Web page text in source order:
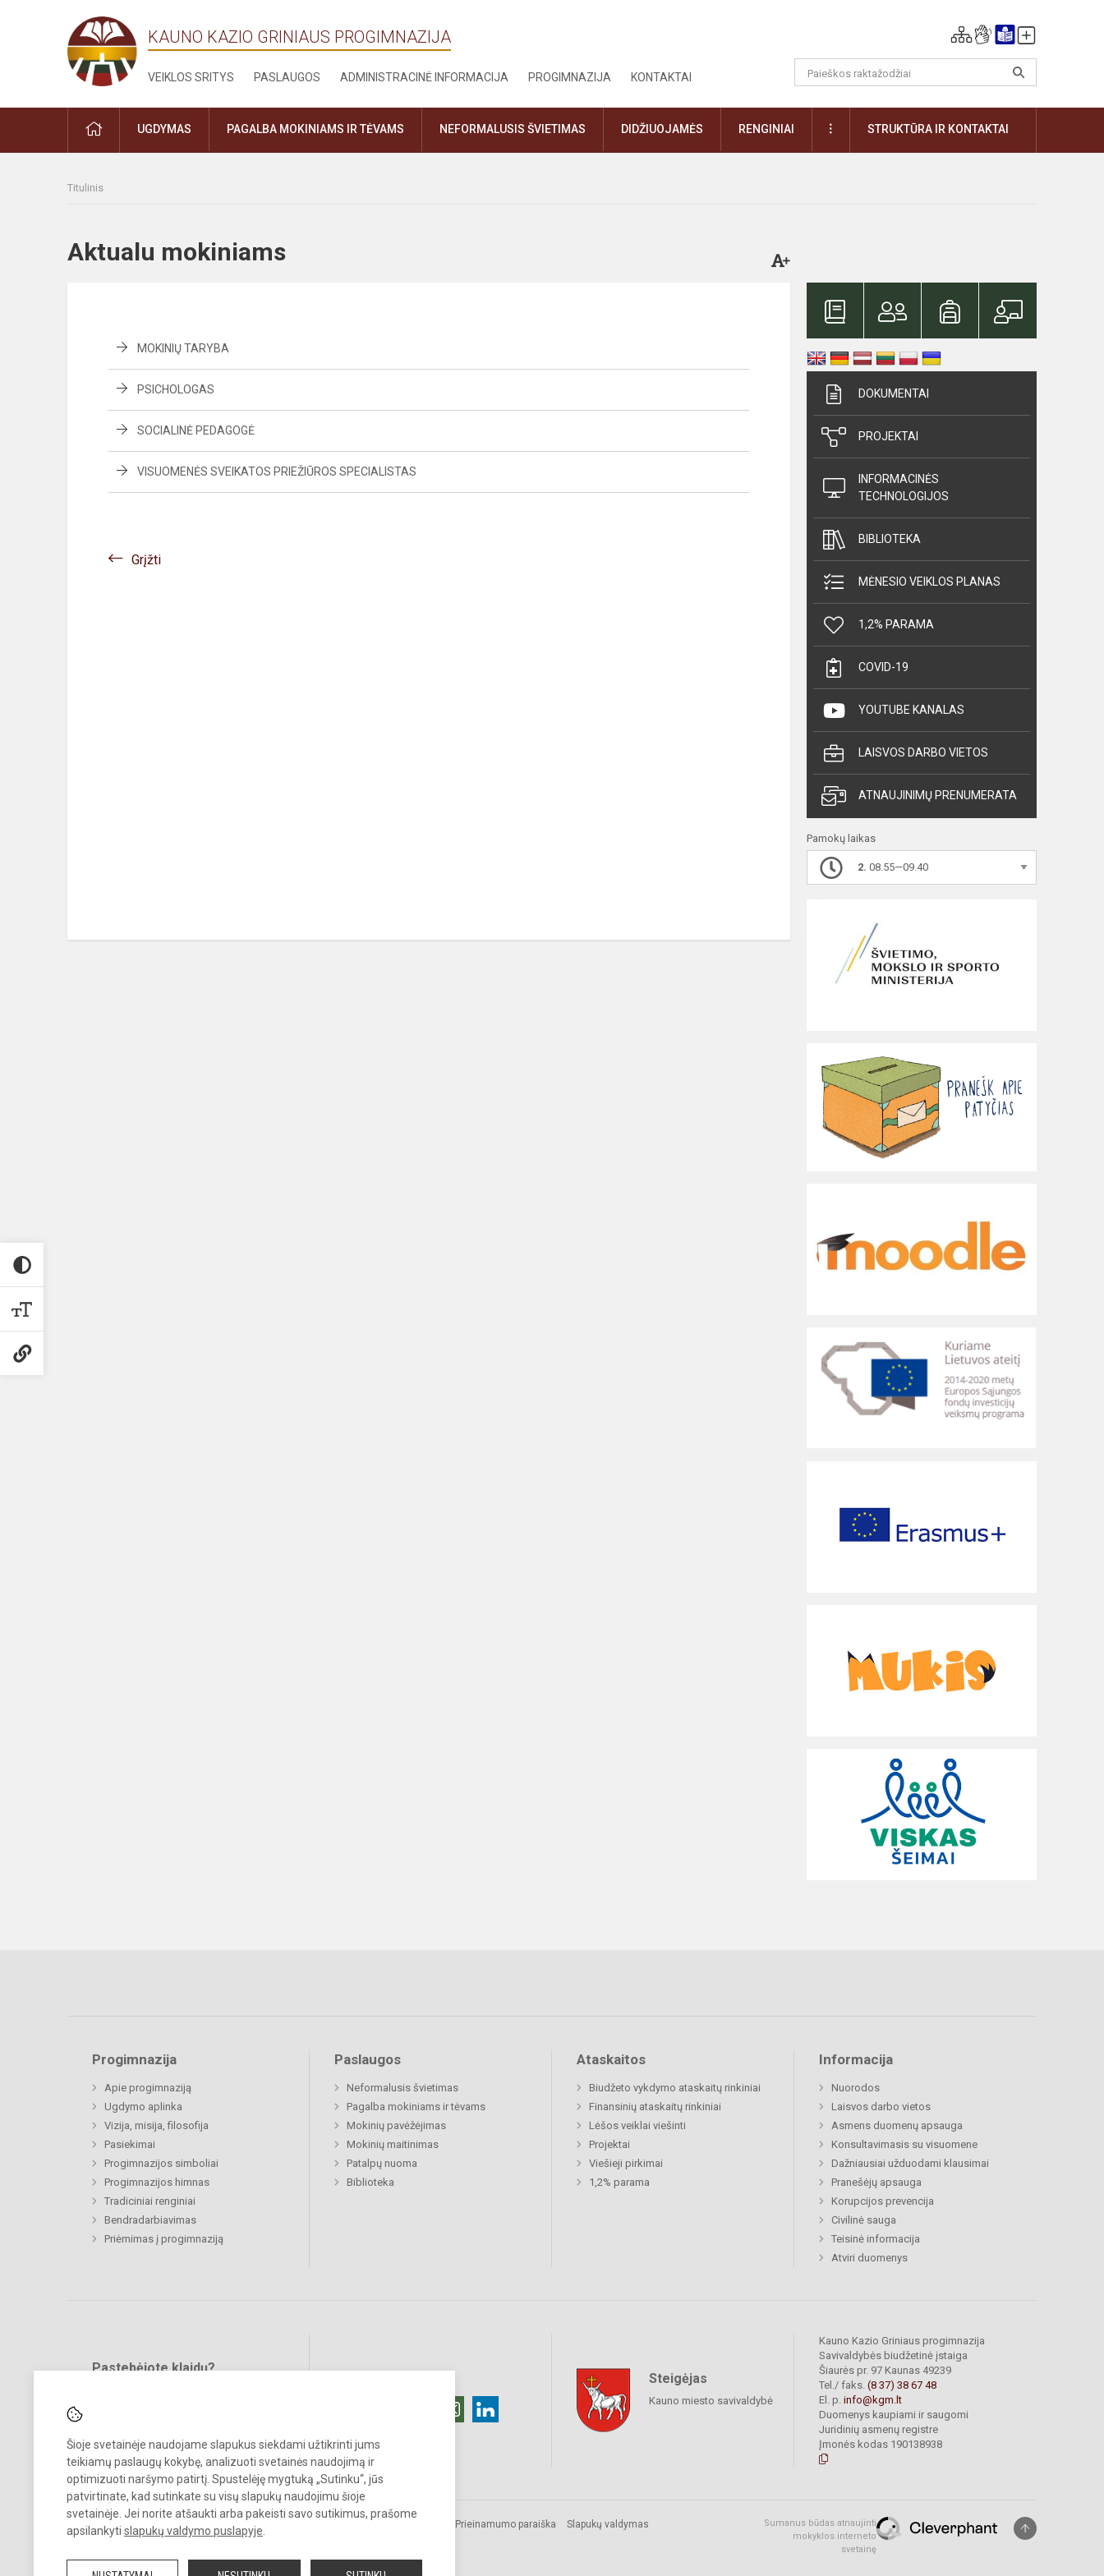
Šioje svetainėje naudojame slapukus siekdami užtikrinti jums
teikiamų paslaugų kokybę, analizuoti svetainės naudojimą ir
optimizuoti naršymo patirtį. Spustelėję mygtuką „Sutinku“, jūs
patvirtinate, kad sutinkate su visų slapukų naudojimu šioje
svetainėje. Jei norite atšaukti arba pakeisti savo sutikimus, prašome
apsilankyti slapukų valdymo puslapyje
KAUNO KAZIO GRINIAUS PROGIMNAZIJA
VEIKLOS SRITYS PASLAUGOS ADMINISTRACINĖ INFORMACIJA PROGIMNAZIJA KONTAKTAI
PRADŽIAUGDYMAS PAGALBA MOKINIAMS IR TĖVAMS NEFORMALUSIS ŠVIETIMAS DIDŽIUOJAMĖS RENGINIAI DAUGIAUSTRUKTŪRA IR KONTAKTAI
Titulinis
Aktualu mokiniams
MOKINIŲ TARYBA
PSICHOLOGAS
SOCIALINĖ PEDAGOGĖ
VISUOMENĖS SVEIKATOS PRIEŽIŪROS SPECIALISTAS
Grįžti
DOKUMENTAI
PROJEKTAI
INFORMACINĖS
TECHNOLOGIJOS
BIBLIOTEKA
MĖNESIO VEIKLOS PLANAS
1,2% PARAMA
COVID-19
YOUTUBE KANALAS
LAISVOS DARBO VIETOS
ATNAUJINIMŲ PRENUMERATA
Pamokų laikas
2. 08.55—09.40
Progimnazija
Apie progimnaziją
Ugdymo aplinka
Vizija, misija, filosofija
Pasiekimai
Progimnazijos simboliai
Progimnazijos himnas
Tradiciniai renginiai
Bendradarbiavimas
Priėmimas į progimnaziją
Paslaugos
Neformalusis švietimas
Pagalba mokiniams ir tėvams
Mokinių pavėžėjimas
Mokinių maitinimas
Patalpų nuoma
Biblioteka
Ataskaitos
Biudžeto vykdymo ataskaitų rinkiniai
Finansinių ataskaitų rinkiniai
Lėšos veiklai viešinti
Projektai
Viešieji pirkimai
1,2% parama
Informacija
Nuorodos
Laisvos darbo vietos
Asmens duomenų apsauga
Konsultavimasis su visuomene
Dažniausiai užduodami klausimai
Pranešėjų apsauga
Korupcijos prevencija
Civilinė sauga
Teisinė informacija
Atviri duomenys
Pastebėjote klaidų?
Steigėjas
Kauno miesto savivaldybė
Kauno Kazio Griniaus progimnazija
Savivaldybės biudžetinė įstaiga
Šiaurės pr. 97 Kaunas 49239
Tel./ faks. (8 37) 38 67 48
El. p. info@kgm.lt
Duomenys kaupiami ir saugomi
Juridinių asmenų registre
Įmonės kodas 190138938
© 2024. Kauno Kazio Griniaus progimnazija. Visos teisės saugomos.
Kopijuoti turinį be raštiško progimnazijos sutikimo griežtai draudžiama.
Prieinamumo paraiška Slapukų valdymas
Sumanus būdas atnaujinti
mokyklos interneto
svetainę